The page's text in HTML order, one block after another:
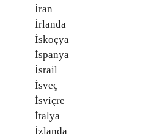
İran
İrlanda
İskoçya
İspanya
İsrail
İsveç
İsviçre
İtalya
İzlanda